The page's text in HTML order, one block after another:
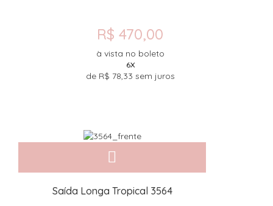
R$ 470,00
à vista no boleto
6X
de R$ 78,33 sem juros
Saída Longa Tropical 3564